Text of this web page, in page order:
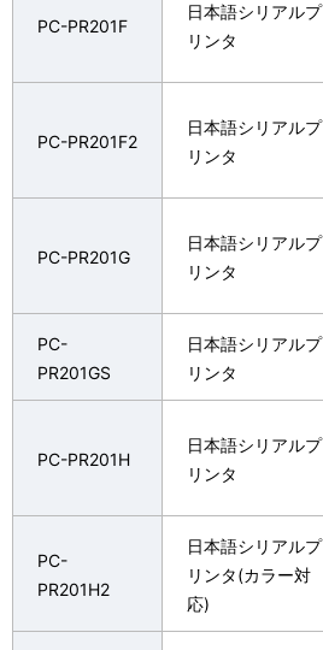
PC-PR201F
日本語シリアルプ
リンタ
PC-PR201F2
日本語シリアルプ
リンタ
PC-PR201G
日本語シリアルプ
リンタ
PC-
PR201GS
日本語シリアルプ
リンタ
PC-PR201H
日本語シリアルプ
リンタ
PC-
PR201H2
日本語シリアルプ
リンタ(カラー対
応)